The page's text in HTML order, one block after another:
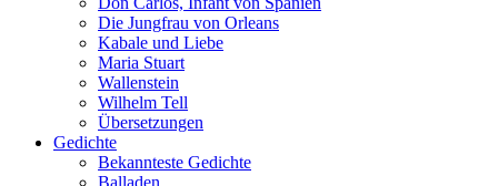
Die Jungfrau von Orleans
Kabale und Liebe
Maria Stuart
Wallenstein
Wilhelm Tell
Übersetzungen
Gedichte
Bekannteste Gedichte